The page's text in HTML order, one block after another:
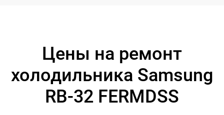
Цены на ремонт
холодильника Samsung
RB-32 FERMDSS